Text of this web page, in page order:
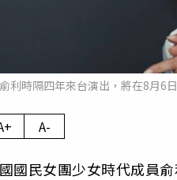
俞利時隔四年來台演出，將在8月6
A-
國民女團少女時代成員